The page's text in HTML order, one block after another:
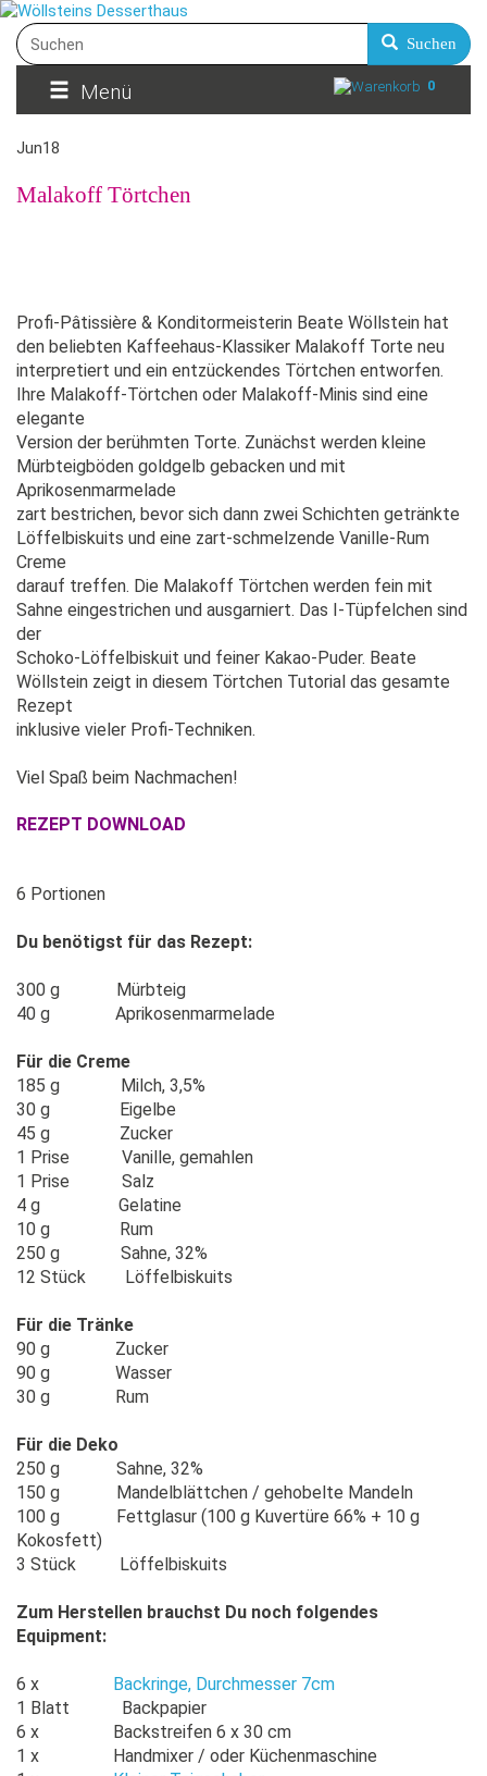
Suchen
Menü 0
Jun18
Malakoff Törtchen
Profi-Pâtissière & Konditormeisterin Beate Wöllstein hat
den beliebten Kaffeehaus-Klassiker Malakoff Torte neu
interpretiert und ein entzückendes Törtchen entworfen.
Ihre Malakoff-Törtchen oder Malakoff-Minis sind eine
elegante
Version der berühmten Torte. Zunächst werden kleine
Mürbteigböden goldgelb gebacken und mit
Aprikosenmarmelade
zart bestrichen, bevor sich dann zwei Schichten getränkte
Löffelbiskuits und eine zart-schmelzende Vanille-Rum
Creme
darauf treffen. Die Malakoff Törtchen werden fein mit
Sahne eingestrichen und ausgarniert. Das I-Tüpfelchen sind
der
Schoko-Löffelbiskuit und feiner Kakao-Puder. Beate
Wöllstein zeigt in diesem Törtchen Tutorial das gesamte
Rezept
inklusive vieler Profi-Techniken.
Viel Spaß beim Nachmachen!
REZEPT DOWNLOAD
6 Portionen
Du benötigst für das Rezept:
300 g Mürbteig
40 g Aprikosenmarmelade
Für die Creme
185 g Milch, 3,5%
30 g Eigelbe
45 g Zucker
1 Prise Vanille, gemahlen
1 Prise Salz
4 g Gelatine
10 g Rum
250 g Sahne, 32%
12 Stück Löffelbiskuits
Für die Tränke
90 g Zucker
90 g Wasser
30 g Rum
Für die Deko
250 g Sahne, 32%
150 g Mandelblättchen / gehobelte Mandeln
100 g Fettglasur (100 g Kuvertüre 66% + 10 g
Kokosfett)
3 Stück Löffelbiskuits
Zum Herstellen brauchst Du noch folgendes
Equipment:
6 x Backringe, Durchmesser 7cm
1 Blatt Backpapier
6 x Backstreifen 6 x 30 cm
1 x Handmixer / oder Küchenmaschine